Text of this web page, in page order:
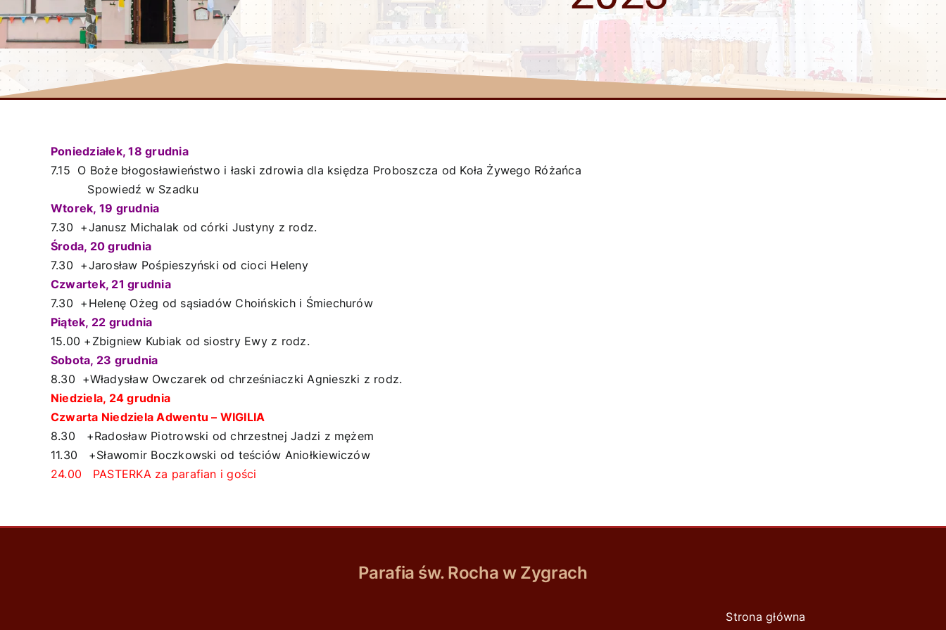
Poniedziałek, 18 grudnia
7.15 O Boże błogosławieństwo i łaski zdrowia dla księdza Proboszcza od Koła Żywego Różańca
Spowiedź w Szadku
Wtorek, 19 grudnia
7.30 +Janusz Michalak od córki Justyny z rodz.
Środa, 20 grudnia
7.30 +Jarosław Pośpieszyński od cioci Heleny
Czwartek, 21 grudnia
7.30 +Helenę Ożeg od sąsiadów Choińskich i Śmiechurów
Piątek, 22 grudnia
15.00 +Zbigniew Kubiak od siostry Ewy z rodz.
Sobota, 23 grudnia
8.30 +Władysław Owczarek od chrześniaczki Agnieszki z rodz.
Niedziela, 24 grudnia
Czwarta Niedziela Adwentu – WIGILIA
8.30 +Radosław Piotrowski od chrzestnej Jadzi z mężem
11.30 +Sławomir Boczkowski od teściów Aniołkiewiczów
24.00 PASTERKA za parafian i gości
Parafia św. Rocha w Zygrach
Strona główna